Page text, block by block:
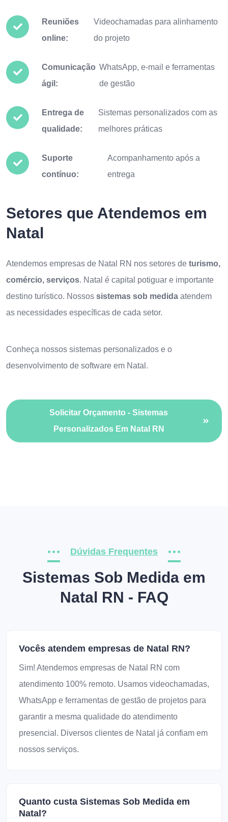
Reuniões
online:
Videochamadas para alinhamento
do projeto
Comunicação
ágil:
WhatsApp, e-mail e ferramentas
de gestão
Entrega de
qualidade:
Sistemas personalizados com as
melhores práticas
Suporte
contínuo:
Acompanhamento após a
entrega
Setores que Atendemos em
Natal
Atendemos empresas de Natal RN nos setores de turismo,
comércio, serviços. Natal é capital potiguar e importante
destino turístico. Nossos sistemas sob medida atendem
as necessidades específicas de cada setor.
Conheça nossos sistemas personalizados e o
desenvolvimento de software em Natal .
Solicitar Orçamento - Sistemas
Personalizados Em Natal RN
Dúvidas Frequentes
Sistemas Sob Medida em
Natal RN - FAQ
Vocês atendem empresas de Natal RN?
Sim! Atendemos empresas de Natal RN com
atendimento 100% remoto. Usamos videochamadas,
WhatsApp e ferramentas de gestão de projetos para
garantir a mesma qualidade do atendimento
presencial. Diversos clientes de Natal já confiam em
nossos serviços.
Quanto custa Sistemas Sob Medida em
Natal?